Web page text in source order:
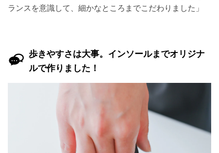
ランスを意識して、細かなところまでこだわりました」
歩きやすさは大事。インソールまでオリジナ
ルで作りました！